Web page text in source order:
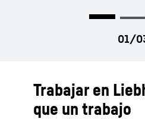
Trabajar en
que un trabajo